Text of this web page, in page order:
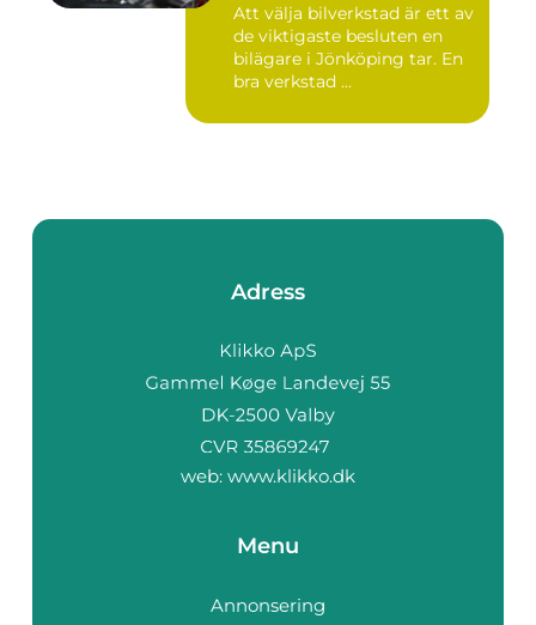
Att välja bilverkstad är ett av
de viktigaste besluten en
bilägare i Jönköping tar. En
bra verkstad ...
Adress
web: www.klikko.dk
Menu
Annonsering